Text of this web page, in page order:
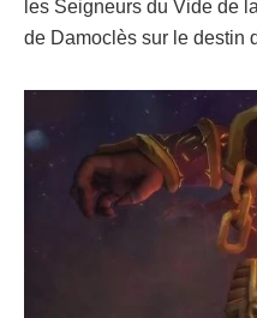
les Seigneurs du Vide de
de Damoclès sur le destin